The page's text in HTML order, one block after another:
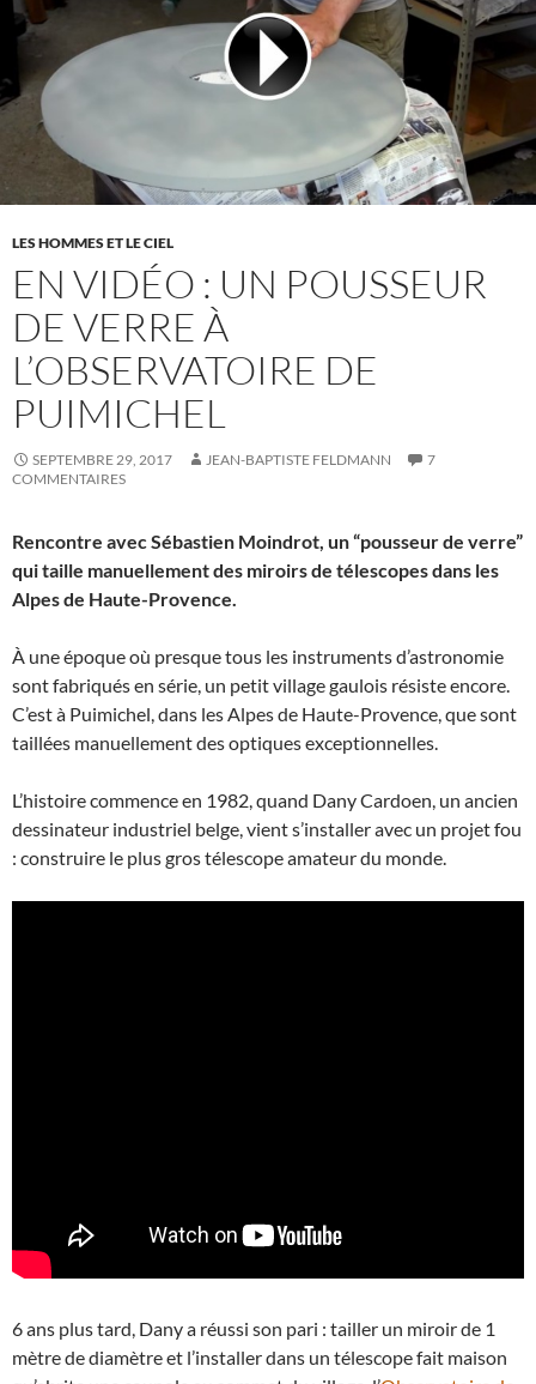
LES HOMMES ET LE CIEL
EN VIDÉO : UN POUSSEUR
DE VERRE À
L’OBSERVATOIRE DE
PUIMICHEL
SEPTEMBRE 29, 2017 JEAN-BAPTISTE FELDMANN
7
COMMENTAIRES
Rencontre avec Sébastien Moindrot, un “pousseur de verre”
qui taille manuellement des miroirs de télescopes dans les
Alpes de Haute-Provence.
À une époque où presque tous les instruments d’astronomie
sont fabriqués en série, un petit village gaulois résiste encore.
C’est à Puimichel, dans les Alpes de Haute-Provence, que sont
taillées manuellement des optiques exceptionnelles.
L’histoire commence en 1982, quand Dany Cardoen, un ancien
dessinateur industriel belge, vient s’installer avec un projet fou
: construire le plus gros télescope amateur du monde.
6 ans plus tard, Dany a réussi son pari : tailler un miroir de 1
mètre de diamètre et l’installer dans un télescope fait maison